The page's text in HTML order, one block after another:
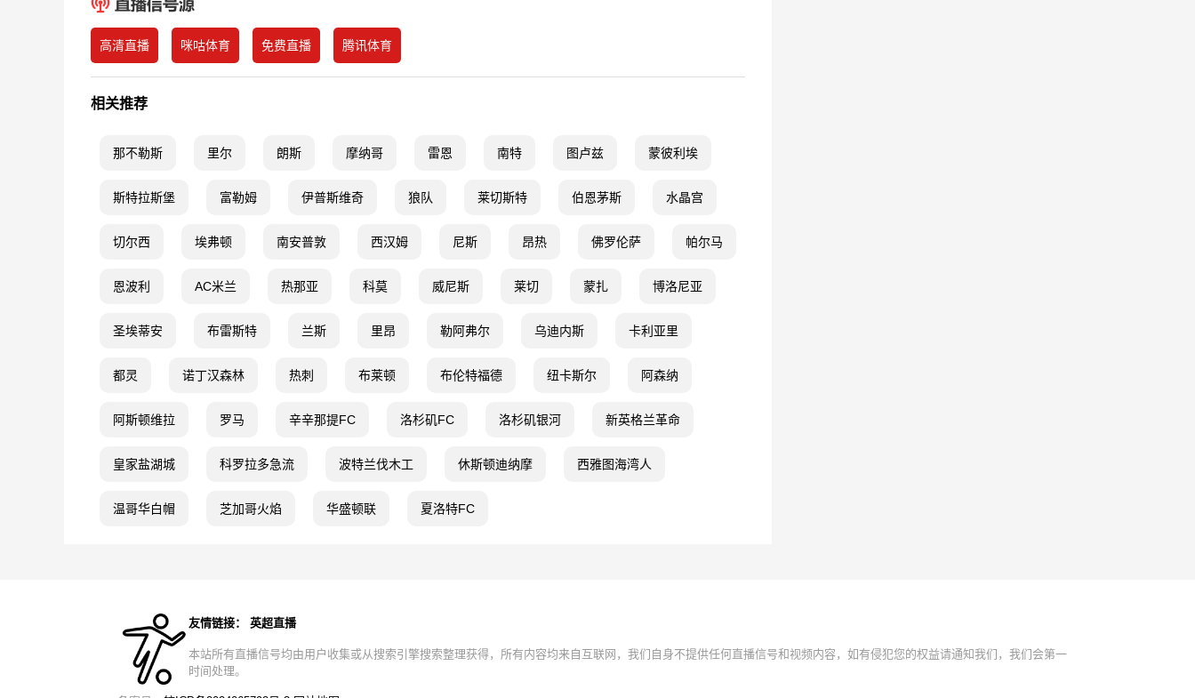
高清直播 咪咕体育 免费直播 腾讯体育
相关推荐
那不勒斯 里尔 朗斯 摩纳哥 雷恩 南特 图卢兹 蒙彼利埃
斯特拉斯堡 富勒姆 伊普斯维奇 狼队 莱切斯特 伯恩茅斯 水晶宫
切尔西 埃弗顿 南安普敦 西汉姆 尼斯 昂热 佛罗伦萨 帕尔马
恩波利 AC米兰 热那亚 科莫 威尼斯 莱切 蒙扎 博洛尼亚
圣埃蒂安 布雷斯特 兰斯 里昂 勒阿弗尔 乌迪内斯 卡利亚里
都灵 诺丁汉森林 热刺 布莱顿 布伦特福德 纽卡斯尔 阿森纳
阿斯顿维拉 罗马 辛辛那提FC 洛杉矶FC 洛杉矶银河 新英格兰革命
皇家盐湖城 科罗拉多急流 波特兰伐木工 休斯顿迪纳摩 西雅图海湾人
温哥华白帽 芝加哥火焰 华盛顿联 夏洛特FC
友情链接： 英超直播
本站所有直播信号均由用户收集或从搜索引擎搜索整理获得，所有内容均来自互联网，我们自身不提供任何直播信号和视频内容，如有侵犯您的权益请通知我们，我们会第一
时间处理。